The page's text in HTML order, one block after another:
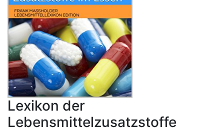
Lexikon der
Lebensmittelzusatzstoffe